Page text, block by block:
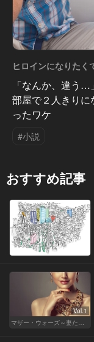
ヒロインになりたく
「なんか、違う
部屋で２人きり
ったワケ
#小説
おすすめ記事
Vol.1
マザー・ウォーズ～妻たちの階級闘争～